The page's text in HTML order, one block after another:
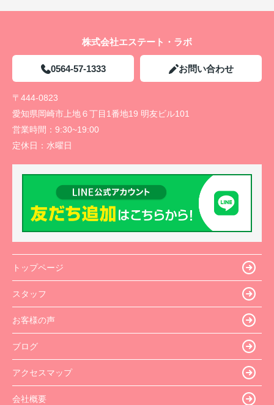
株式会社エステート・ラボ
0564-57-1333 お問い合わせ
〒444-0823
愛知県岡崎市上地６丁目1番地19 明友ビル101
営業時間： 9:30~19:00
定休日： 水曜日
トップページ
スタッフ
お客様の声
ブログ
アクセスマップ
会社概要